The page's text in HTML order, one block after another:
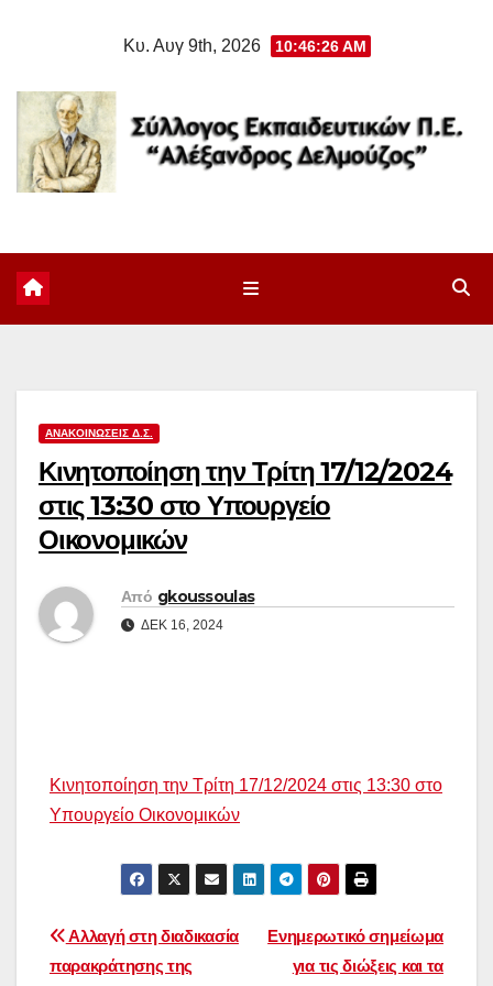
Κυ. Αυγ 9th, 2026 10:46:26 AM
ΑΝΑΚΟΙΝΏΣΕΙΣ Δ.Σ.
Κινητοποίηση την Τρίτη 17/12/2024
στις 13:30 στο Υπουργείο
Οικονομικών
Από gkoussoulas
ΔΕΚ 16, 2024
Κινητοποίηση την Τρίτη 17/12/2024 στις 13:30 στο
Υπουργείο Οικονομικών
Πλοήγηση
Ενημερωτικό σημείωμα
για τις διώξεις και τα
Αλλαγή στη διαδικασία
παρακράτησης της